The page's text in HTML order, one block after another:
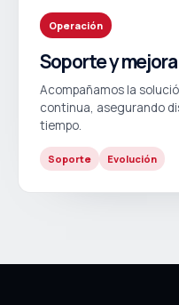
Operación
Soporte y
Acompañamos la
continua, asegurando
tiempo.
Soporte Evolución